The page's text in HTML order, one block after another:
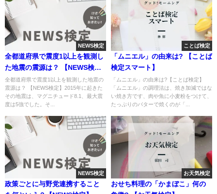
NEWS検定
全都道府県で震度1以上を観測し
た地震の震源は？ 【NEWS検
定】
全都道府県で震度1以上を観測した地震の
震源は？ 【NEWS検定】2015年に起きた
その地震は、マグニチュード8.1、最大震
度は5強でした。そ...
ことば検定
「ムニエル」の由来は? 【ことば
検定スマート】
「ムニエル」の由来は?【ことば検定】
「ムニエル」の調理法は、焼き加減ではな
い焼き方です、肉や魚に小麦粉をつけて、
たっぷりのバターで焼くのが「...
NEWS検定
政策ごとに与野党連携すること
お天気検定
おせち料理の「かまぼこ」何の